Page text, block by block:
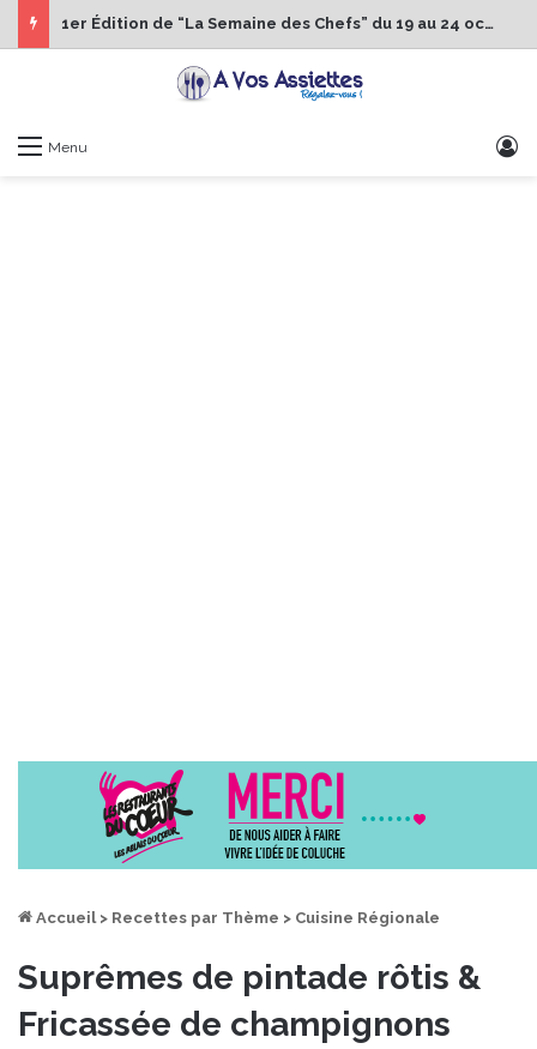
1er Édition de “La Semaine des Chefs” du 19 au 24 octobre 2026
Menu
Accueil > Recettes par Thème > Cuisine Régionale
Suprêmes de pintade rôtis &
Fricassée de champignons